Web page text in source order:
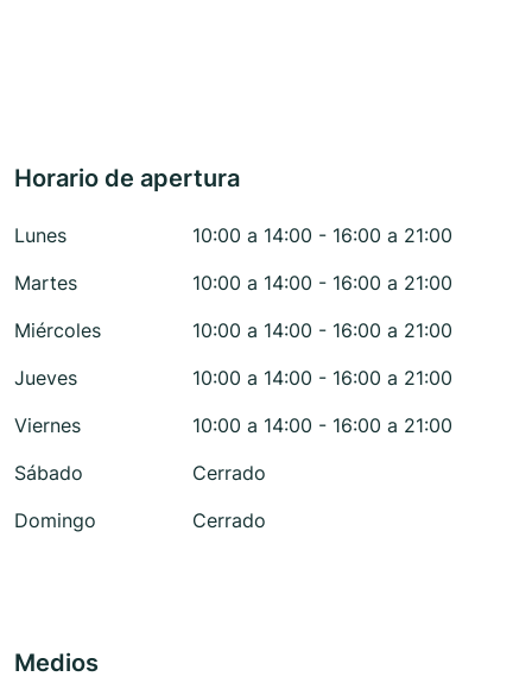
Horario de apertura
Lunes
10:00 a 14:00 - 16:00 a 21:00
Martes
10:00 a 14:00 - 16:00 a 21:00
Miércoles
10:00 a 14:00 - 16:00 a 21:00
Jueves
10:00 a 14:00 - 16:00 a 21:00
Viernes
10:00 a 14:00 - 16:00 a 21:00
Sábado
Cerrado
Domingo
Cerrado
Medios